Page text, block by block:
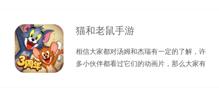
猫和老鼠手游
相信大家都对汤姆和杰瑞有一定的了解，许
多小伙伴都看过它们的动画片，那么大家有